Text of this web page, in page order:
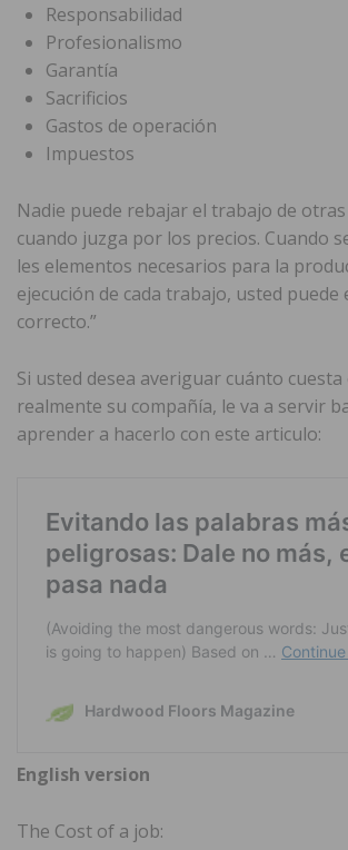
Responsabilidad
Profesionalismo
Garantía
Sacrificios
Gastos de operación
Impuestos
Nadie puede rebajar el trabajo de
cuando juzga por los precios. Cuando
les elementos necesarios para la
ejecución de cada trabajo, usted puede
correcto.”
Si usted desea averiguar cuánto
realmente su compañía, le va a servir
aprender a hacerlo con este articulo:
English version
The Cost of a job: